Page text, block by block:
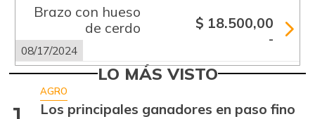
Brazo con hueso
de cerdo
08/17/2024
$ 18.500,00
-
Brazo sin hueso
07/25/2026
$ 19.600,00
+0,51%
LO MÁS VISTO
AGRO
Los principales ganadores en paso fino